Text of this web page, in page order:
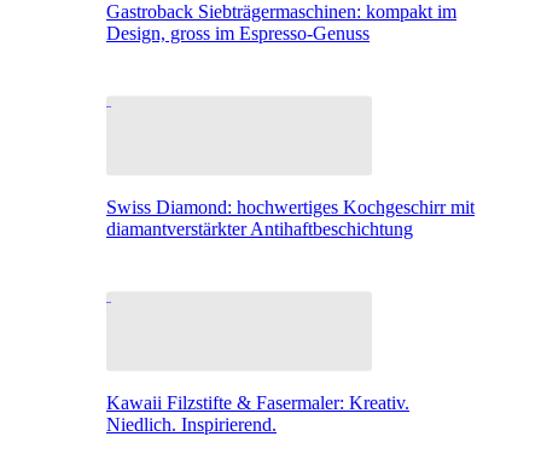
Gastroback Siebträgermaschinen: kompakt im
Design, gross im Espresso-Genuss
Swiss Diamond: hochwertiges Kochgeschirr mit
diamantverstärkter Antihaftbeschichtung
Kawaii Filzstifte & Fasermaler: Kreativ.
Niedlich. Inspirierend.